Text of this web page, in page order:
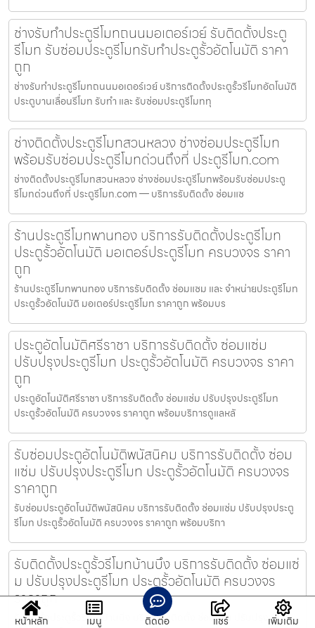
ช่างรับทำประตูรีโมทถนนมอเตอร์เวย์ รับติดตั้งประตู
รีโมท รับซ่อมประตูรีโมทรับทำประตูรั้วอัตโนมัติ ราคา
ถูก
ช่างรับทำประตูรีโมทถนนมอเตอร์เวย์ บริการติดตั้งประตูรั้วรีโมทอัตโนมัติ
ประตูบานเลื่อนรีโมท รับทำ และ รับซ่อมประตูรีโมททุ
ช่างติดตั้งประตูรีโมทสวนหลวง ช่างซ่อมประตูรีโมท
พร้อมรับซ่อมประตูรีโมทด่วนถึงที่ ประตูรีโมท.com
ช่างติดตั้งประตูรีโมทสวนหลวง ช่างซ่อมประตูรีโมทพร้อมรับซ่อมประตู
รีโมทด่วนถึงที่ ประตูรีโมท.com — บริการรับติดตั้ง ซ่อมแซ
ร้านประตูรีโมทพานทอง บริการรับติดตั้งประตูรีโมท
ประตูรั้วอัตโนมัติ มอเตอร์ประตูรีโมท ครบวงจร ราคา
ถูก
ร้านประตูรีโมทพานทอง บริการรับติดตั้ง ซ่อมแซม และ จำหน่ายประตูรีโมท
ประตูรั้วอัตโนมัติ มอเตอร์ประตูรีโมท ราคาถูก พร้อมบร
ประตูอัตโนมัติศรีราชา บริการรับติดตั้ง ซ่อมแซ่ม
ปรับปรุงประตูรีโมท ประตูรั้วอัตโนมัติ ครบวงจร ราคา
ถูก
ประตูอัตโนมัติศรีราชา บริการรับติดตั้ง ซ่อมแซ่ม ปรับปรุงประตูรีโมท
ประตูรั้วอัตโนมัติ ครบวงจร ราคาถูก พร้อมบริการดูแลหลั
รับซ่อมประตูอัตโนมัติพนัสนิคม บริการรับติดตั้ง ซ่อม
แซ่ม ปรับปรุงประตูรีโมท ประตูรั้วอัตโนมัติ ครบวงจร
ราคาถูก
รับซ่อมประตูอัตโนมัติพนัสนิคม บริการรับติดตั้ง ซ่อมแซ่ม ปรับปรุงประตู
รีโมท ประตูรั้วอัตโนมัติ ครบวงจร ราคาถูก พร้อมบริกา
รับติดตั้งประตูรั้วรีโมทบ้านบึง บริการรับติดตั้ง ซ่อมแซ่
ม ปรับปรุงประตูรีโมท ประตูรั้วอัตโนมัติ ครบวงจร
ราคาถูก
รับติดตั้งประตูรั้วรีโมทบ้านบึง บริการรับติดตั้ง ซ่อมแซ่ม ปรับปรุงประตู
หน้าหลัก เมนู ติดต่อ แชร์ เพิ่มเติม